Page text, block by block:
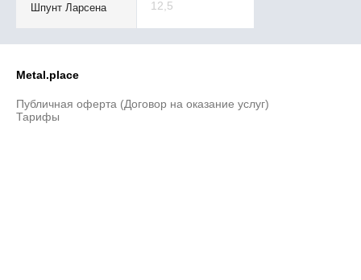
Шпунт Ларсена
12,5
Metal.place
Публичная оферта (Договор на оказание услуг)
Тарифы